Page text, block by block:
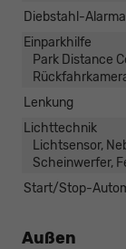
Diebstahl-
Einparkhilfe
Park Distance
Lenkung
Lichttechnik
Lichtsensor,
Scheinwerfer,
Start/Stop-
Außen